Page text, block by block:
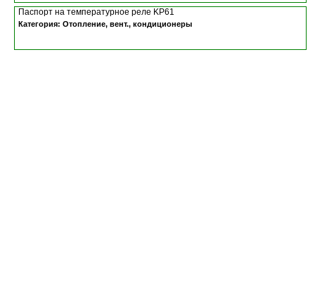
Паспорт на температурное реле KP61
Категория: Отопление, вент., кондиционеры